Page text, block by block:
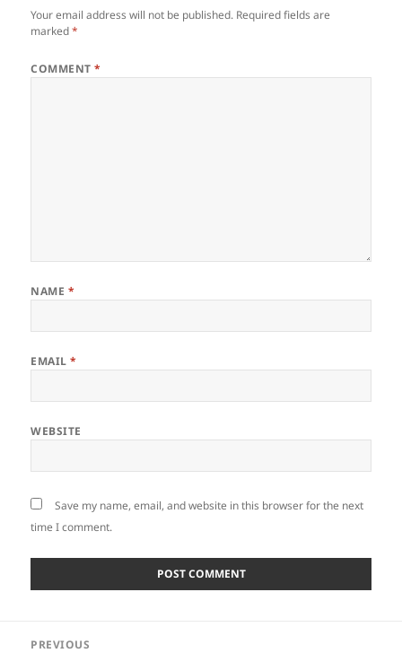
Your email address will not be published. Required fields are
marked*
COMMENT*
NAME *
EMAIL*
WEBSITE
Save my name, email, and website in this browser for the next
time I comment.
PREVIOUS